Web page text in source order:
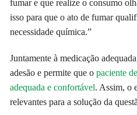
fumar e que realize o consumo
isso para que o ato de fumar
necessidade química.”
Juntamente à medicação
adesão e permite que opaciente
adequada e confortável. Assim, o
relevantes para a solução da